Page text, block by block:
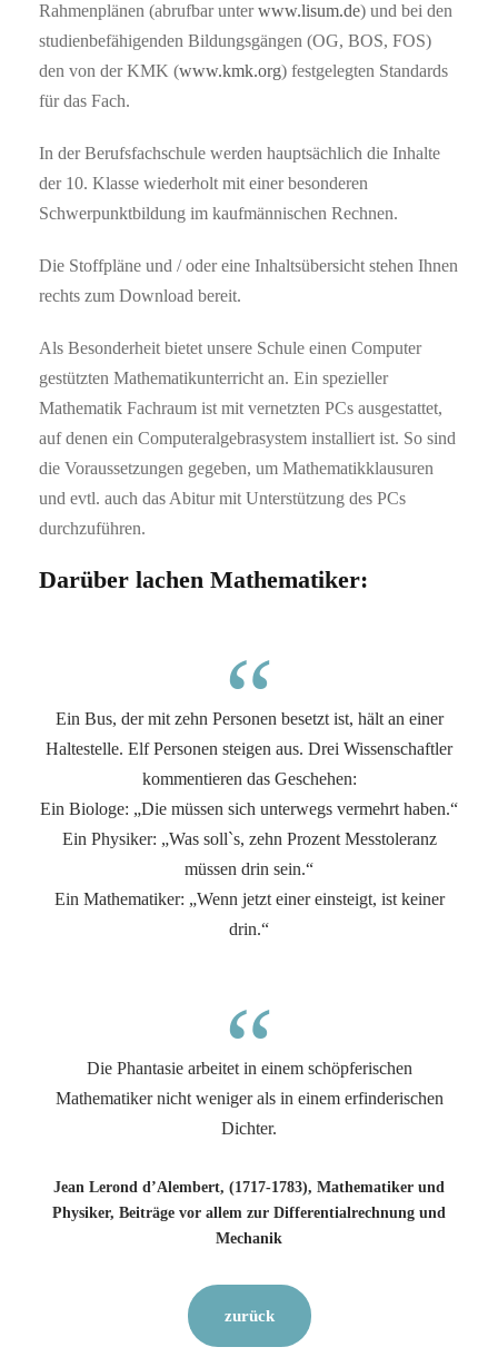
Rahmenplänen (abrufbar unterwww.lisum.de) und bei den
studienbefähigenden Bildungsgängen (OG, BOS, FOS)
den von der KMK (www.kmk.org) festgelegten Standards
für das Fach.
In der Berufsfachschule werden hauptsächlich die Inhalte
der 10. Klasse wiederholt mit einer besonderen
Schwerpunktbildung im kaufmännischen Rechnen.
Die Stoffpläne und / oder eine Inhaltsübersicht stehen Ihnen
rechts zum Download bereit.
Als Besonderheit bietet unsere Schule einen Computer
gestützten Mathematikunterricht an. Ein spezieller
Mathematik Fachraum ist mit vernetzten PCs ausgestattet,
auf denen ein Computeralgebrasystem installiert ist. So sind
die Voraussetzungen gegeben, um Mathematikklausuren
und evtl. auch das Abitur mit Unterstützung des PCs
durchzuführen.
Darüber lachen Mathematiker:
“
Ein Bus, der mit zehn Personen besetzt ist, hält an einer
Haltestelle. Elf Personen steigen aus. Drei Wissenschaftler
kommentieren das Geschehen:
Ein Biologe: „Die müssen sich unterwegs vermehrt haben.“
Ein Physiker: „Was soll`s, zehn Prozent Messtoleranz
müssen drin sein.“
Ein Mathematiker: „Wenn jetzt einer einsteigt, ist keiner
drin.“
“
Die Phantasie arbeitet in einem schöpferischen
Mathematiker nicht weniger als in einem erfinderischen
Dichter.
Jean Lerond d’Alembert, (1717-1783), Mathematiker und
Physiker, Beiträge vor allem zur Differentialrechnung und
Mechanik
zurück